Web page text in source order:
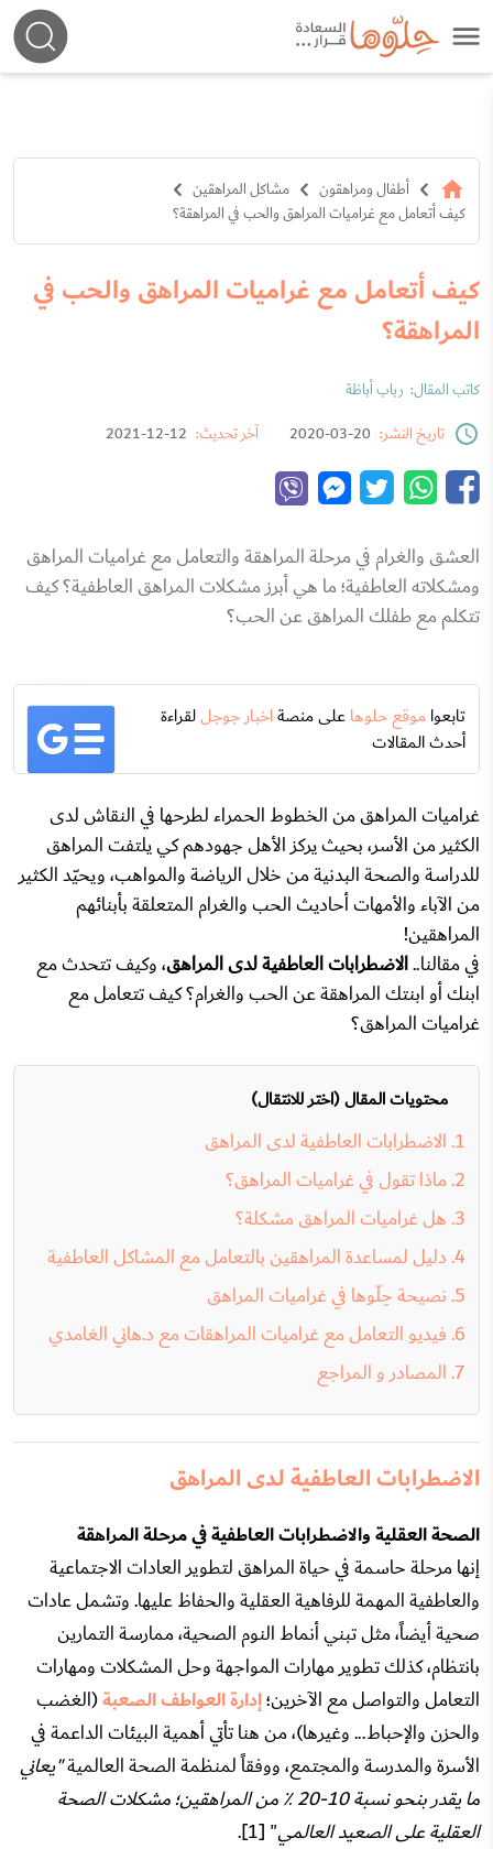
أطفال ومراهقون
مشاكل المراهقين
كيف أتعامل مع غراميات المراهق والحب في المراهقة؟
كيف أتعامل مع غراميات المراهق والحب في
المراهقة؟
كاتب المقال: رباب أباظة
تاريخ النشر: 20-03-2020 آخر تحديث: 12-12-2021
العشق والغرام في مرحلة المراهقة والتعامل مع غراميات المراهق
ومشكلاته العاطفية؛ ما هي أبرز مشكلات المراهق العاطفية؟ كيف
تتكلم مع طفلك المراهق عن الحب؟
تابعواموقع حلوهاعلى منصةاخبار جوجللقراءة
أحدث المقالات
غراميات المراهق من الخطوط الحمراء لطرحها في النقاش لدى
الكثير من الأسر، بحيث يركز الأهل جهودهم كي يلتفت المراهق
للدراسة والصحة البدنية من خلال الرياضة والمواهب، ويحيّد الكثير
من الآباء والأمهات أحاديث الحب والغرام المتعلقة بأبنائهم
المراهقين!
في مقالنا..الاضطرابات العاطفية لدى المراهق، وكيف تتحدث مع
ابنك أو ابنتك المراهقة عن الحب والغرام؟ كيف تتعامل مع
غراميات المراهق؟
محتويات المقال (اختر للانتقال)
الاضطرابات العاطفية لدى المراهق
ماذا تقول في غراميات المراهق؟
هل غراميات المراهق مشكلة؟
دليل لمساعدة المراهقين بالتعامل مع المشاكل العاطفية
نصيحة حِلّوها في غراميات المراهق
فيديو التعامل مع غراميات المراهقات مع د.هاني الغامدي
المصادر و المراجع
الاضطرابات العاطفية لدى المراهق
الصحة العقلية والاضطرابات العاطفية في مرحلة المراهقة
إنها مرحلة حاسمة في حياة المراهق لتطوير العادات الاجتماعية
والعاطفية المهمة للرفاهية العقلية والحفاظ عليها. وتشمل عادات
صحية أيضاً، مثل تبني أنماط النوم الصحية، ممارسة التمارين
بانتظام، كذلك تطوير مهارات المواجهة وحل المشكلات ومهارات
التعامل والتواصل مع الآخرين؛إدارة العواطف الصعبة(الغضب
والحزن والإحباط... وغيرها)، من هنا تأتي أهمية البيئات الداعمة في
الأسرة والمدرسة والمجتمع، ووفقاً لمنظمة الصحة العالمية"يعاني
ما يقدر بنحو نسبة 10-20 ٪ من المراهقين؛ مشكلات الصحة
العقلية على الصعيد العالمي" [1].